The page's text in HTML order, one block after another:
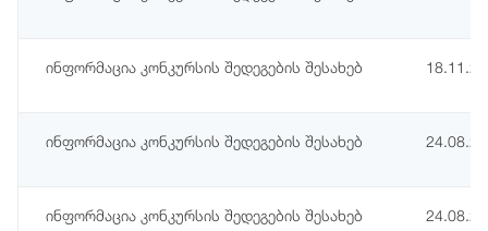
ინფორმაცია კონკურსის შედეგების შესახებ
ინფორმაცია კონკურსის შედეგების შესახებ
ინფორმაცია კონკურსის შედეგების შესახებ